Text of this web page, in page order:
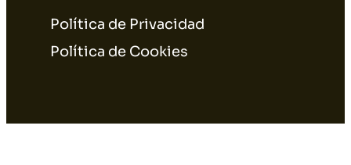
Política de Privacidad
Política de Cookies